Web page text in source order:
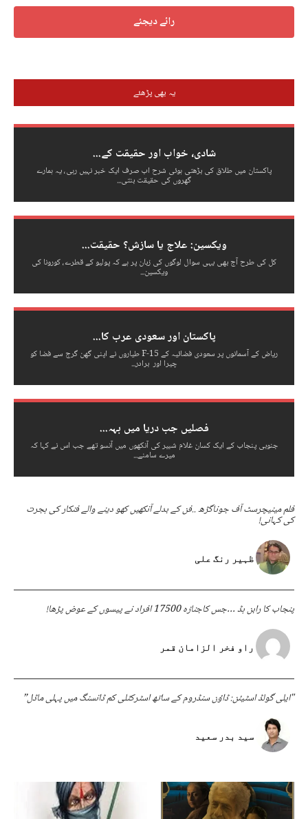
یہ بھی پڑھئے
شادی، خواب اور حقیقت کے...
پاکستان میں طلاق کی بڑھتی ہوئی شرح اب صرف ایک خبر نہیں رہی، یہ ہمارے
گھروں کی حقیقت بنتی...
ویکسین: علاج یا سازش؟ حقیقت...
کل کی طرح آج بھی یہی سوال لوگوں کی زبان پر ہے کہ پولیو کے قطرے، کورونا کی
ویکسین...
پاکستان اور سعودی عرب کا...
ریاض کے آسمانوں پر سعودی فضائیہ کے F-15 طیاروں نے اپنی گھن گرج سے فضا کو
چیرا اور برادر...
فصلیں جب دریا میں بہہ...
جنوبی پنجاب کے ایک کسان غلام شبیر کی آنکھوں میں آنسو تھے جب اس نے کہا کہ
میرے سامنے...
فلم مینیچرسٹ آف جوناگڑھ ..فن کے بدلے آنکھیں کھو دینے والے فنکار کی ہجرت
کی کہانی!
ظہیر رنگ علی
پنجاب کا رابن ہڈ …جس کاجنازہ 17500 افراد نے پیسوں کے عوض پڑھا!
راو فخر الزامان قمر
"ایلی گولڈ اسٹیئن: ڈاؤن سنڈروم کے ساتھ اسٹرکٹلی کم ڈانسنگ میں پہلی ماڈل”
سید بدر سعید